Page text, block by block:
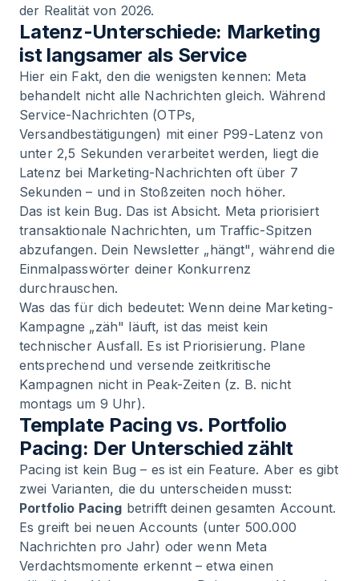
der Realität von 2026.
Latenz-Unterschiede: Marketing
ist langsamer als Service
Hier ein Fakt, den die wenigsten kennen: Meta
behandelt nicht alle Nachrichten gleich. Während
Service-Nachrichten (OTPs,
Versandbestätigungen) mit einer P99-Latenz von
unter 2,5 Sekunden verarbeitet werden, liegt die
Latenz bei Marketing-Nachrichten oft über 7
Sekunden – und in Stoßzeiten noch höher.
Das ist kein Bug. Das ist Absicht. Meta priorisiert
transaktionale Nachrichten, um Traffic-Spitzen
abzufangen. Dein Newsletter „hängt", während die
Einmalpasswörter deiner Konkurrenz
durchrauschen.
Was das für dich bedeutet: Wenn deine Marketing-
Kampagne „zäh" läuft, ist das meist kein
technischer Ausfall. Es ist Priorisierung. Plane
entsprechend und versende zeitkritische
Kampagnen nicht in Peak-Zeiten (z. B. nicht
montags um 9 Uhr).
Template Pacing vs. Portfolio
Pacing: Der Unterschied zählt
Pacing ist kein Bug – es ist ein Feature. Aber es gibt
zwei Varianten, die du unterscheiden musst:
Portfolio Pacing betrifft deinen gesamten Account.
Es greift bei neuen Accounts (unter 500.000
Nachrichten pro Jahr) oder wenn Meta
Verdachtsmomente erkennt – etwa einen